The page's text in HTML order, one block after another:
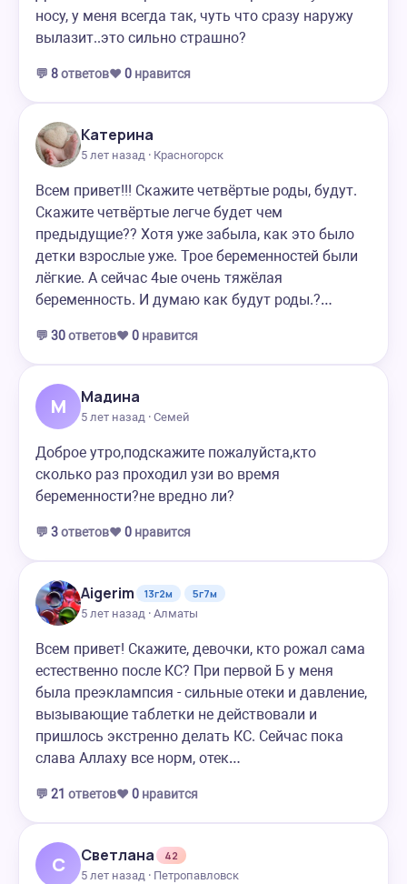
носу, у меня всегда так, чуть что сразу наружу
вылазит..это сильно страшно?
💬 8ответов❤️ 0 нравится
Катерина
5 лет назад · Красногорск
Всем привет!!! Скажите четвёртые роды, будут.
Скажите четвёртые легче будет чем
предыдущие?? Хотя уже забыла, как это было
детки взрослые уже. Трое беременностей были
лёгкие. А сейчас 4ые очень тяжёлая
беременность. И думаю как будут роды.?…
💬 30ответов❤️ 0 нравится
М Мадина
5 лет назад · Семей
Доброе утро,подскажите пожалуйста,кто
сколько раз проходил узи во время
беременности?не вредно ли?
💬 3ответов❤️ 0 нравится
Aigerim 13г2м
5г7м
5 лет назад · Алматы
Всем привет! Скажите, девочки, кто рожал сама
естественно после КС? При первой Б у меня
была преэклампсия - сильные отеки и давление,
вызывающие таблетки не действовали и
пришлось экстренно делать КС. Сейчас пока
слава Аллаху все норм, отек…
💬 21 ответов❤️ 0 нравится
С Светлана
42
5 лет назад · Петропавловск